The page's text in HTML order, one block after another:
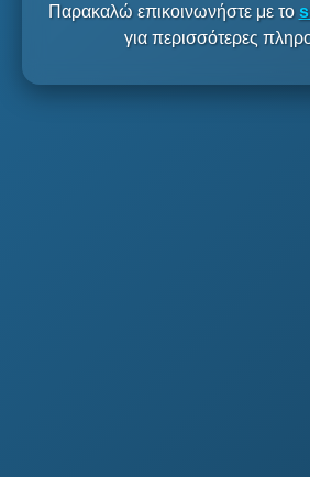
Παρακαλώ επικοινωνήστε με το
για περισσότερες